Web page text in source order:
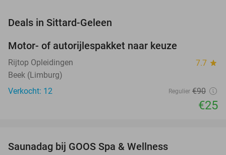
Deals in Sittard-Geleen
Motor- of autorijlespakket naar keuze
Rijtop Opleidingen 7.7 star
Beek (Limburg)
Verkocht: 12
Regulier €90
€25
Saunadag bij GOOS Spa & Wellness